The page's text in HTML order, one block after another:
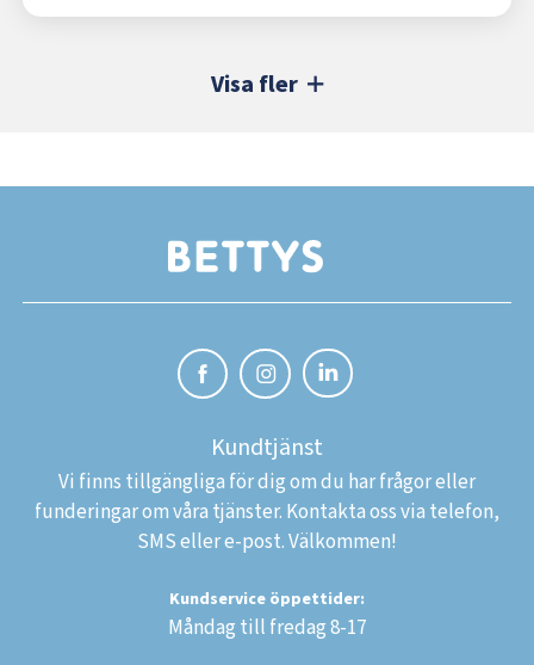
Visa fler
Kundtjänst
Vi finns tillgängliga för dig om du har frågor eller
funderingar om våra tjänster. Kontakta oss via telefon,
SMS eller e-post. Välkommen!
Kundservice öppettider:
Måndag till fredag 8-17